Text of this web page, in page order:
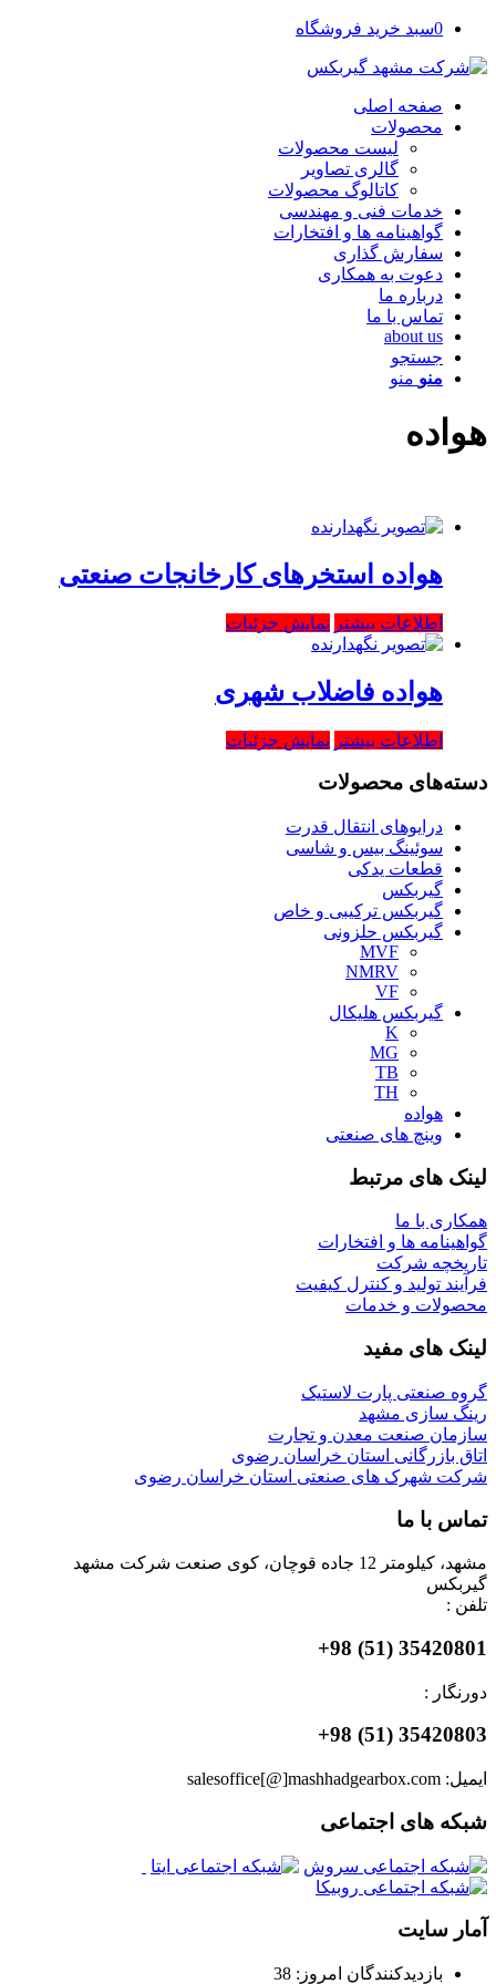
0سبد خرید فروشگاه
صفحه اصلی
محصولات
لیست محصولات
گالری تصاویر
کاتالوگ محصولات
خدمات فنی و مهندسی
گواهینامه ها و افتخارات
سفارش گذاری
دعوت به همکاری
درباره ما
تماس با ما
about us
جستجو
منو منو
هواده
هواده استخرهای کارخانجات صنعتی
اطلاعات بیشتر نمایش جزئیات
هواده فاضلاب شهری
اطلاعات بیشتر نمایش جزئیات
دسته‌های محصولات
درایوهای انتقال قدرت
سوئینگ بیس و شاسی
قطعات یدکی
گیربکس
گیربکس ترکیبی و خاص
گیربکس حلزونی
MVF
NMRV
VF
گیربکس هلیکال
K
MG
TB
TH
هواده
وینچ های صنعتی
لینک های مرتبط
همکاری با ما
گواهینامه ها و افتخارات
تاریخچه شرکت
فرآیند تولید و کنترل کیفیت
محصولات و خدمات
لینک های مفید
گروه صنعتی پارت لاستیک
رینگ سازی مشهد
سازمان صنعت معدن و تجارت
اتاق بازرگانی استان خراسان رضوی
شرکت شهرک های صنعتی استان خراسان رضوی
تماس با ما
مشهد، کیلومتر 12 جاده قوچان، کوی صنعت شرکت مشهد
گیربکس
تلفن :
35420801 (51) 98+
دورنگار :
35420803 (51) 98+
ایمیل: salesoffice[@]mashhadgearbox.com
شبکه های اجتماعی
آمار سایت
بازدیدکنندگان امروز: 38